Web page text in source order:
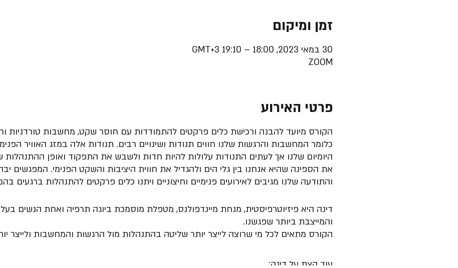
זמן ומיקום
30 במאי 2023, 18:00 – 19:10 GMT‎+3‎
ZOOM
פרטי האירוע
הקורס מיועד להבנה ורכישת כלים פרקטים להתמודדות עם חוסר שקט, מחשבות טורדניות
כלומר המחשבות והרגשות שלנו חווים תנודות ושינויים רבים. תנודות אלה במזג האוויר
היומיום שלנו אך לעתים התנודות עלולות להיות חדות ולשבש את התפקוד ואופן ההתנהלות
את הספינה שהיא אנחנו בין גלי הים ולהגדיל את חווית היציבות והשקט הפנימי. המפגשים
והתודעה שלנו מגיבים לאירועים פנימיים וחיצוניים ויתנו כלים פרקטים להתנהלות ברגעים
דינה היא פיזיוטרפיסטית, מנחת מיינדפולנס, מטפלת מוסמכת ביוגה תרפיה ואחת הנשים
והמייצבת ביותר שפגשנו.
הקורס מתאים לכל מי שרוצה לייצר יותר שליטה בהתנהלות מול הרגשות והמחשבות ולייצר
עוד קצת על דינה: